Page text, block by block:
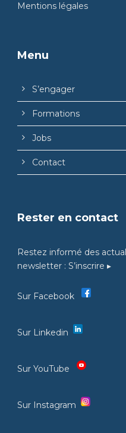
Mentions légales
Menu
S’engager
Formations
Jobs
Contact
Rester en contact
Restez informé des
newsletter : S’inscrire ▸
Sur Facebook
Sur Linkedin
Sur YouTube
Sur Instagram